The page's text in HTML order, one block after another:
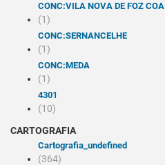
CONC:VILA NOVA DE FOZ COA
(1)
CONC:SERNANCELHE
(1)
CONC:MEDA
(1)
4301
(10)
CARTOGRAFIA
cartografia_undefined
(364)